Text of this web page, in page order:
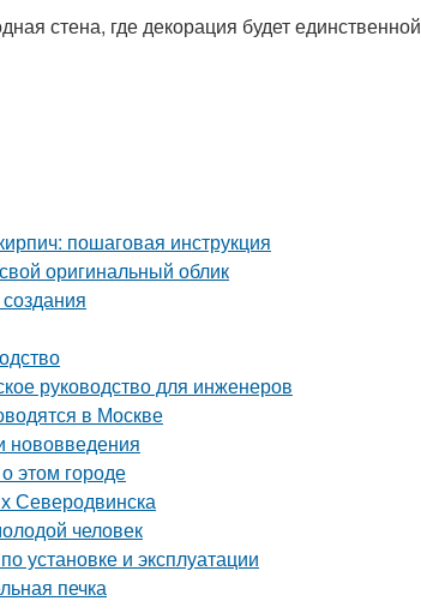
стена, где декорация будет единственной
пошаговая инструкция
оригинальный облик
руководство для инженеров
в Москве
нововведения
этом городе
Северодвинска
человек
установке и эксплуатации
печка